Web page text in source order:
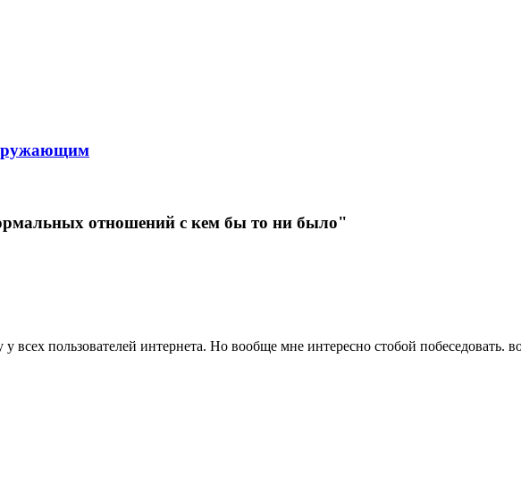
отношений с кем бы то ни было"
всех пользователей интернета. Но вообще мне интересно стобой побеседовать.